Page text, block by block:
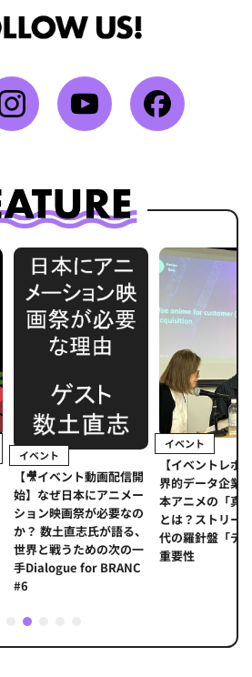
イベント
【🎥イベント動画配信開
始】なぜ日本にアニメー
ション映画祭が必要なの
か？ 数土直志氏が語る、
世界と戦うための次の一
手Dialogue for BRANC
#6
イベント
【イベントレポ
界的データ企業
本アニメの「真
とは？ストリー
代の羅針盤「デ
重要性
2